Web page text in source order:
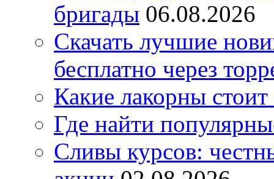
бригады 06.08.2026
Скачать лучшие
бесплатно через
Какие лакорны стоит
Где найти
Сливы курсов: